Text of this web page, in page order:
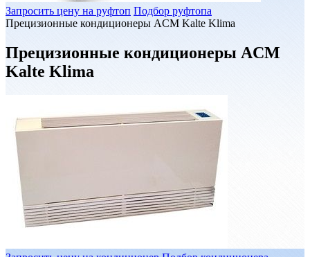
Запросить цену на руфтоп Подбор руфтопа
Прецизионные кондиционеры ACM Kalte Klima
Прецизионные кондиционеры ACM
Kalte Klima